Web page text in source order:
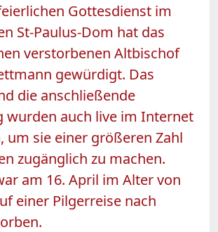
Gottesdienst im
St-Paulus-Dom hat das
verstorbenen Altbischof
gewürdigt. Das
die anschließende
wurden auch live im Internet
um sie einer größeren Zahl
zugänglich zu machen.
am 16. April im Alter von
einer Pilgerreise nach